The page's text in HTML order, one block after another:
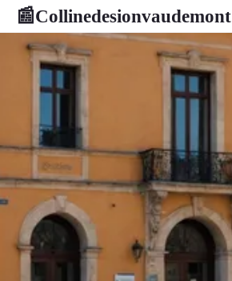
📰Collinedesionvaudemont